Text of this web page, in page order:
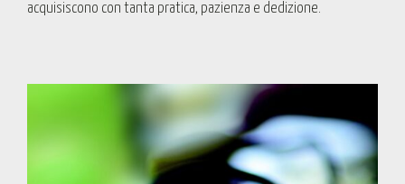
acquisiscono con tanta pratica, pazienza e dedizione.